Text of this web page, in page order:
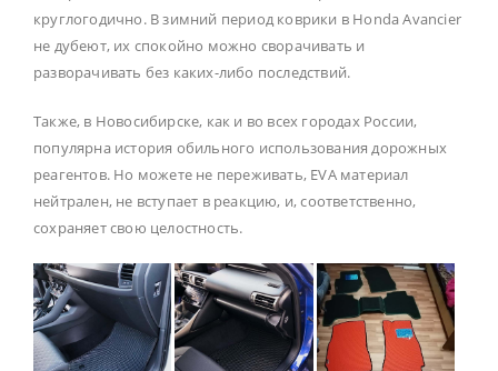
круглогодично. В зимний период коврики в Honda Avancier
не дубеют, их спокойно можно сворачивать и
разворачивать без каких-либо последствий.
Также, в Новосибирске, как и во всех городах России,
популярна история обильного использования дорожных
реагентов. Но можете не переживать, EVA материал
нейтрален, не вступает в реакцию, и, соответственно,
сохраняет свою целостность.